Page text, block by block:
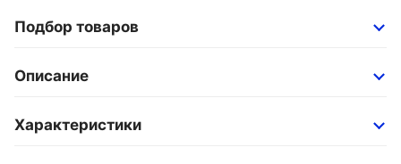
Подбор товаров
Описание
Характеристики